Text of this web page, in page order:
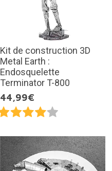
Kit de construction 3D
Metal Earth :
Endosquelette
Terminator T-800
44,99€